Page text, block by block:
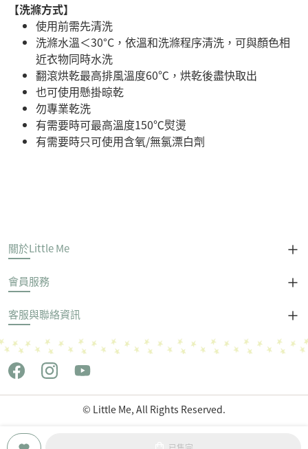
【洗滌方式】
使用前需先清洗
洗滌水溫＜30°C，依溫和洗滌程序清洗，可與顏色相
近衣物同時水洗
翻滾烘乾最高排風溫度60℃，烘乾後盡快取出
也可使用懸掛晾乾
勿專業乾洗
有需要時可最高溫度150℃熨燙
有需要時只可使用含氧/無氯漂白劑
關於Little Me
會員服務
客服與聯絡資訊
© Little Me, All Rights Reserved.
Copyright © 世潮企業股份有限公司 All Rights Reserved.